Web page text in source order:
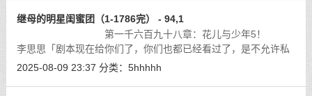
继母的明星闺蜜团（1-1786完） - 94,1
第一千六百九十八章：花儿与少年5！
李思思「剧本现在给你们了，你们也都已经看过了，是不允许私
下透露的，最好是保密，不要让其他人看到。有异议希望进行一
2025-08-09 23:37 分类： 5hhhhh